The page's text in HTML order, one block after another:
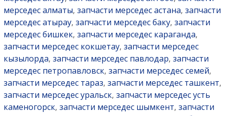
мерседес алматы, запчасти мерседес астана, запчасти
мерседес атырау, запчасти мерседес баку, запчасти
мерседес бишкек, запчасти мерседес караганда,
запчасти мерседес кокшетау, запчасти мерседес
кызылорда, запчасти мерседес павлодар, запчасти
мерседес петропавловск, запчасти мерседес семей,
запчасти мерседес тараз, запчасти мерседес ташкент,
запчасти мерседес уральск, запчасти мерседес усть
каменогорск, запчасти мерседес шымкент, запчасти